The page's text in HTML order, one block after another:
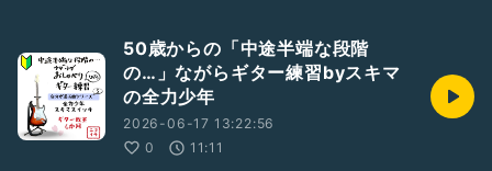
50歳からの「中途半端な段階
の…」ながらギター練習byスキマ
の全力少年
2026-06-17 13:22:56
0
11:11